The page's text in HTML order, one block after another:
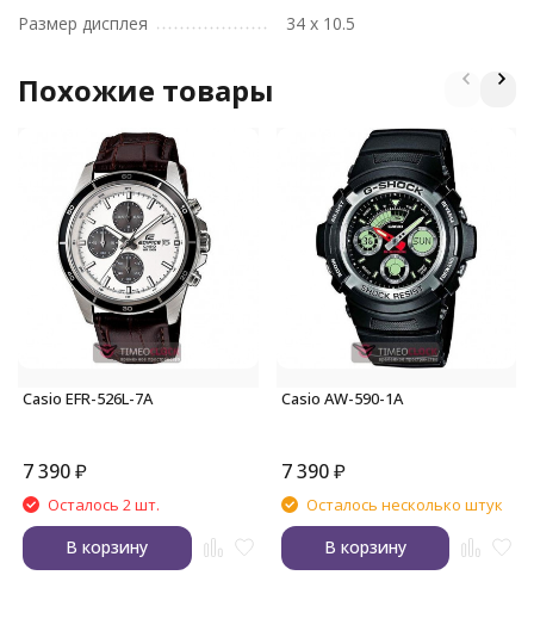
Размер дисплея
34 х 10.5
Похожие товары
Casio EFR-526L-7A
7 390₽
Осталось 2 шт.
В корзину
Casio AW-590-1A
7 390 ₽
Осталось несколько штук
В корзину